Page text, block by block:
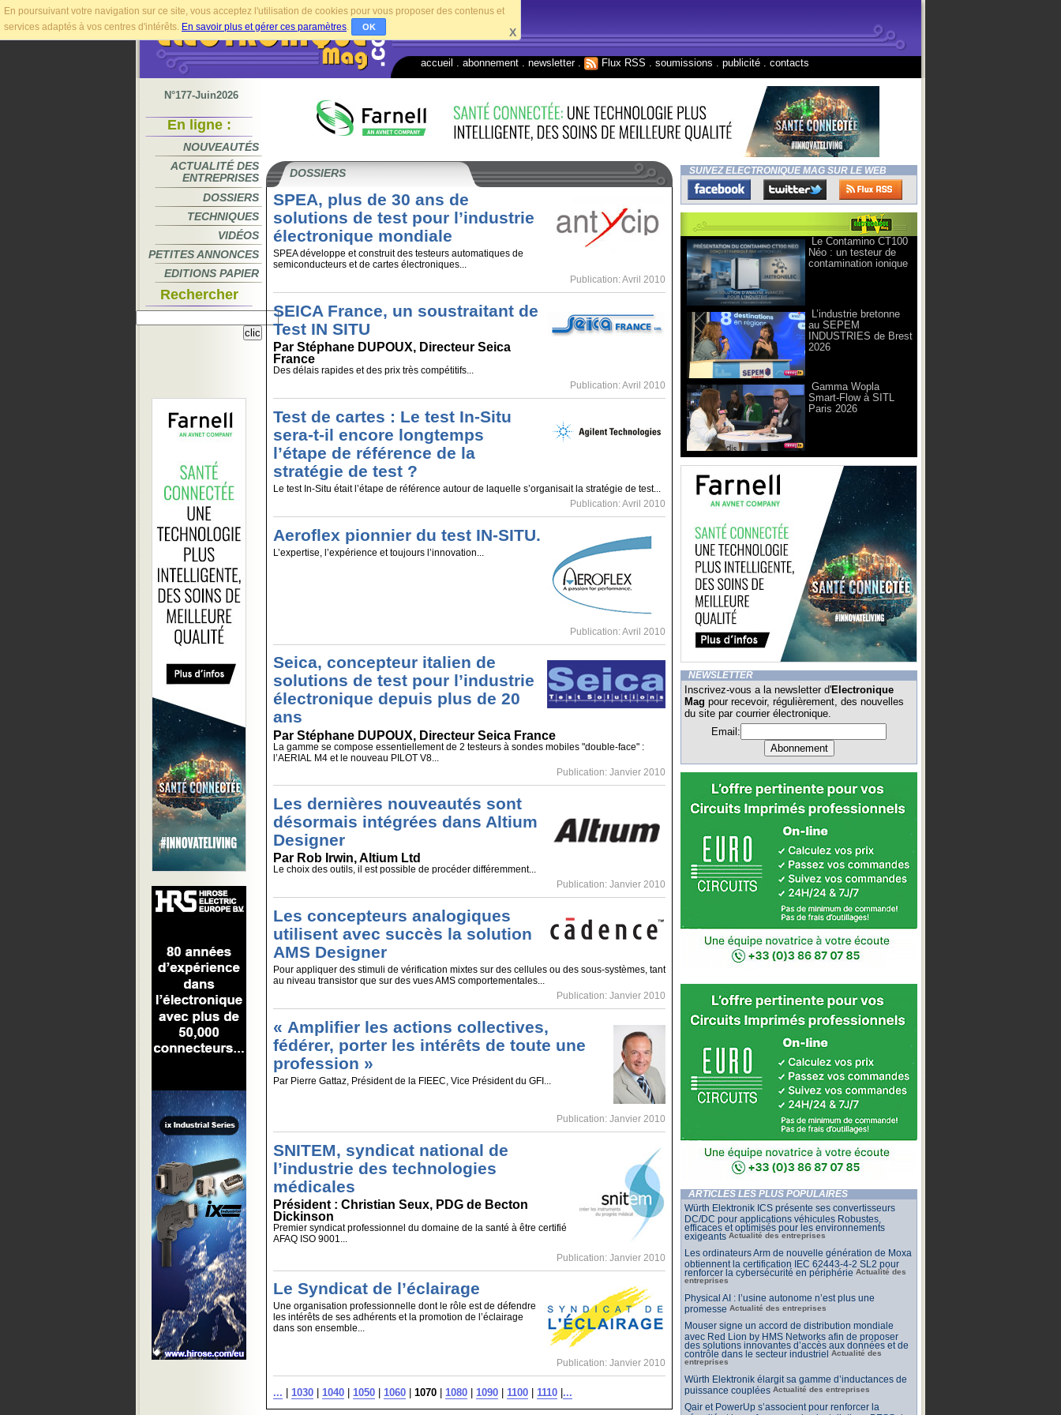
En poursuivant votre navigation sur ce site, vous acceptez l'utilisation de cookies pour vous proposer des contenus et
services adaptés à vos centres d'intérêts. En savoir plus et gérer ces paramètres. OK X
accueil abonnement newsletter. Flux RSS soumissions publicité contacts
N°177-Juin2026
En ligne :
NOUVEAUTÉS
ACTUALITÉ DES
ENTREPRISES
DOSSIERS
TECHNIQUES
VIDÉOS
PETITES ANNONCES
EDITIONS PAPIER
Rechercher
DOSSIERS
SPEA, plus de 30 ans de
solutions de test pour l’industrie
électronique mondiale
SPEA développe et construit des testeurs automatiques de
semiconducteurs et de cartes électroniques...
Publication: Avril 2010
SEICA France, un soustraitant de
Test IN SITU
Par Stéphane DUPOUX, Directeur Seica
France
Des délais rapides et des prix très compétitifs...
Publication: Avril 2010
Test de cartes : Le test In-Situ
sera-t-il encore longtemps
l’étape de référence de la
stratégie de test ?
Le test In-Situ était l’étape de référence autour de laquelle s’organisait la stratégie de test...
Publication: Avril 2010
Aeroflex pionnier du test IN-SITU.
L’expertise, l’expérience et toujours l’innovation...
Publication: Avril 2010
Seica, concepteur italien de
solutions de test pour l’industrie
électronique depuis plus de 20
ans
Par Stéphane DUPOUX, Directeur Seica France
La gamme se compose essentiellement de 2 testeurs à sondes mobiles "double-face" :
l’AERIAL M4 et le nouveau PILOT V8...
Publication: Janvier 2010
Les dernières nouveautés sont
désormais intégrées dans Altium
Designer
Par Rob Irwin, Altium Ltd
Le choix des outils, il est possible de procéder différemment...
Publication: Janvier 2010
Les concepteurs analogiques
utilisent avec succès la solution
AMS Designer
Pour appliquer des stimuli de vérification mixtes sur des cellules ou des sous-systèmes, tant
au niveau transistor que sur des vues AMS comportementales...
Publication: Janvier 2010
« Amplifier les actions collectives,
fédérer, porter les intérêts de toute une
profession »
Par Pierre Gattaz, Président de la FIEEC, Vice Président du GFI...
Publication: Janvier 2010
SNITEM, syndicat national de
l’industrie des technologies
médicales
Président : Christian Seux, PDG de Becton
Dickinson
Premier syndicat professionnel du domaine de la santé à être certifié
AFAQ ISO 9001...
Publication: Janvier 2010
Le Syndicat de l’éclairage
Une organisation professionnelle dont le rôle est de défendre
les intérêts de ses adhérents et la promotion de l’éclairage
dans son ensemble...
Publication: Janvier 2010
... 1030 1040 1050 1060 1070 1080 1090 1100 1110 ...
SUIVEZ ELECTRONIQUE MAG SUR LE WEB
Le Contamino CT100
Néo : un testeur de
contamination ionique
L’industrie bretonne
au SEPEM
INDUSTRIES de Brest
2026
Gamma Wopla
Smart-Flow à SITL
Paris 2026
NEWSLETTER
Inscrivez-vous a la newsletter d'Electronique
Mag pour recevoir, régulièrement, des nouvelles
du site par courrier électronique.
Email:
ARTICLES LES PLUS POPULAIRES
Würth Elektronik ICS présente ses convertisseurs
DC/DC pour applications véhicules Robustes,
efficaces et optimisés pour les environnements
exigeants Actualité des entreprises
Les ordinateurs Arm de nouvelle génération de Moxa
obtiennent la certification IEC 62443-4-2 SL2 pour
renforcer la cybersécurité en périphérie Actualité des
entreprises
Physical AI : l’usine autonome n’est plus une
promesse Actualité des entreprises
Mouser signe un accord de distribution mondiale
avec Red Lion by HMS Networks afin de proposer
des solutions innovantes d’accès aux données et de
contrôle dans le secteur industriel Actualité des
entreprises
Würth Elektronik élargit sa gamme d’inductances de
puissance couplées Actualité des entreprises
Qair et PowerUp s’associent pour renforcer la